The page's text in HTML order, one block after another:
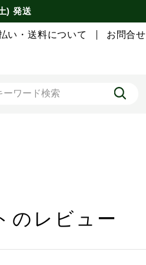
) 発送
い・送料について お問合せ
のレビュー